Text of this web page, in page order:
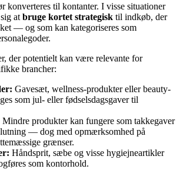
konverteres til kontanter. I visse situationer
at bruge kortet strategisk til indkøb, der
— og som kan kategoriseres som
der potentielt kan være relevante for
brancher:
Gavesæt, wellness-produkter eller beauty-
som jul- eller fødselsdagsgaver til
Mindre produkter kan fungere som takkegaver
— dog med opmærksomhed på
grænser.
Håndsprit, sæbe og visse hygiejneartikler
som kontorhold.